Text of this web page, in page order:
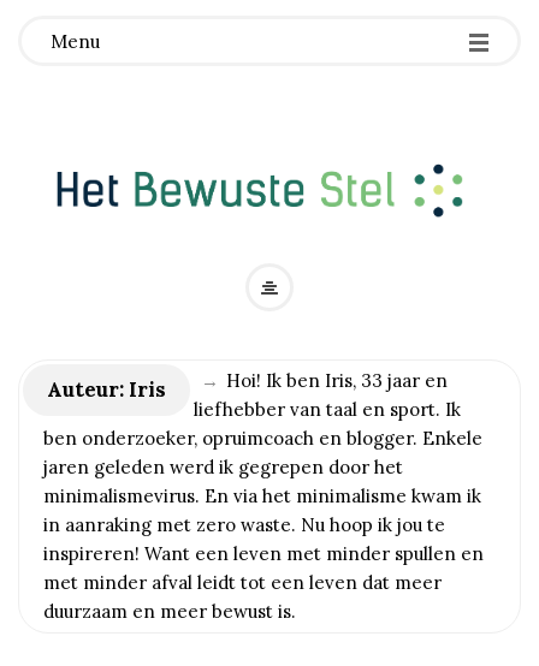
Menu
B
w
Auteur: Iris → Hoi! Ik ben Iris, 33 jaar en
liefhebber van taal en sport. Ik
ben onderzoeker, opruimcoach en blogger. Enkele
jaren geleden werd ik gegrepen door het
minimalismevirus. En via het minimalisme kwam ik
in aanraking met zero waste. Nu hoop ik jou te
inspireren! Want een leven met minder spullen en
met minder afval leidt tot een leven dat meer
duurzaam en meer bewust is.